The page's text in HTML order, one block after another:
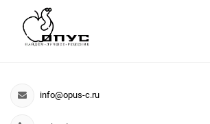
info@opus-c.ru